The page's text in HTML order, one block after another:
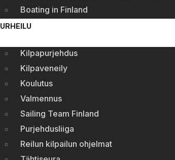
Boating in Finland
URHEILU
Kilpapurjehdus
Kilpaveneily
Koulutus
Valmennus
Sailing Team Finland
Purjehdusliiga
Reilun kilpailun ohjelmat